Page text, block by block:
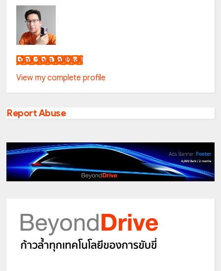
เน็กซ์ วรพล ลิ่มศิริวงศ์
View my complete profile
Report Abuse